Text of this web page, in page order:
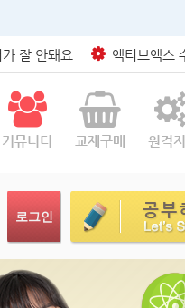
잘 안돼요 엑티브엑스
커뮤니티 교재구매 원격